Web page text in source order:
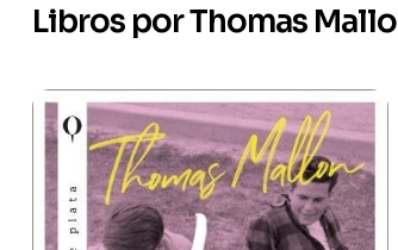
Libros por Thomas